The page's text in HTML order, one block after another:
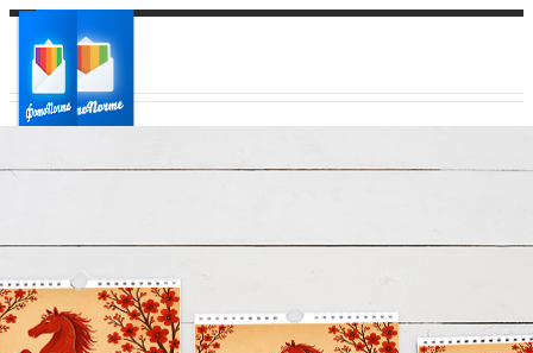
Ваш регион доставки
Выберите из списка: